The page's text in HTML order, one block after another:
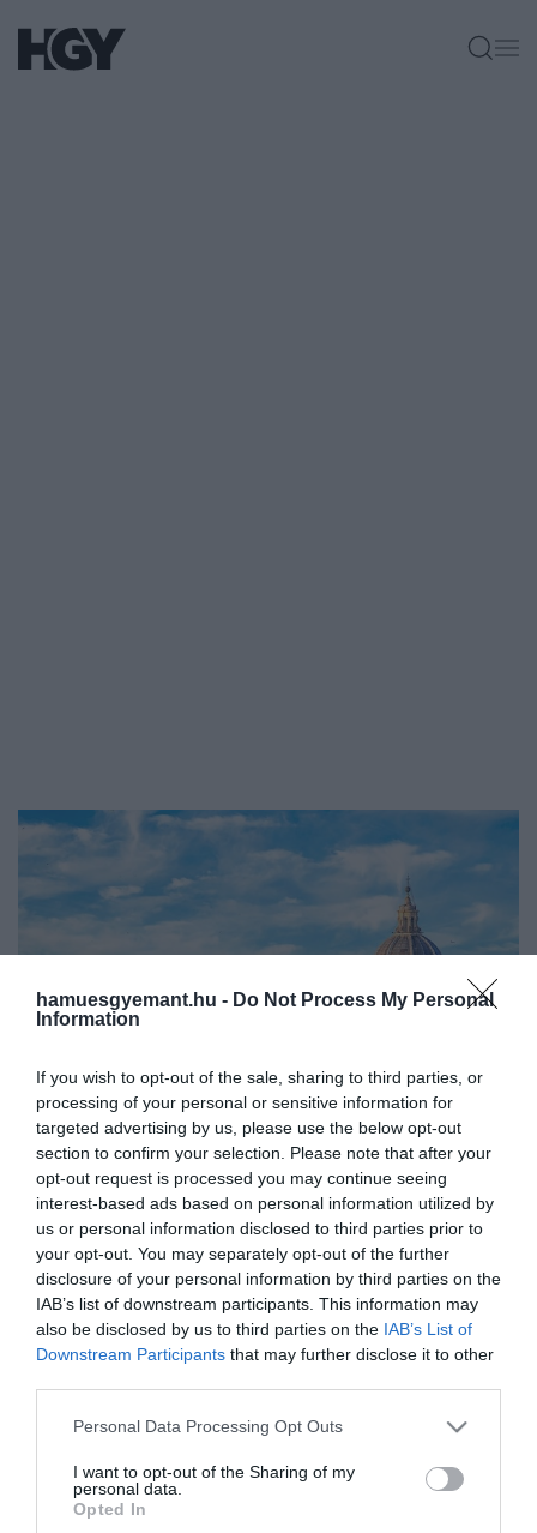
hamuesgyemant.hu - Do Not Process My Personal
Information
If you wish to opt-out of the sale, sharing to third parties, or
processing of your personal or sensitive information for
targeted advertising by us, please use the below opt-out
section to confirm your selection. Please note that after your
opt-out request is processed you may continue seeing
interest-based ads based on personal information utilized by
us or personal information disclosed to third parties prior to
your opt-out. You may separately opt-out of the further
disclosure of your personal information by third parties on the
IAB’s list of downstream participants. This information may
also be disclosed by us to third parties on the IAB’s List of
Downstream Participants that may further disclose it to other
Please note that this website/app uses one or more Google
not limited to your visit or usage behaviour. You may click to
grant or deny consent to Google and its third-party tags to
use your data for below specified purposes in below Google
Personal Data Processing Opt Outs
I want to opt-out of the Sharing of my
personal data.
Opted In
Olaszország városai a nyári időszakban
igazán pezsgőek és élettel teliek, így a
legtöbb utazó ezekben a hónapokban
közel-keleti konfliktus következtében
kedvező repülőjegyárak…
2026. ÁPRILIS 11. ● TÓTH EMMA
Már az olasz nyaralást
tervezed? 5 kiváló úti cél,
TÓTH EMMA